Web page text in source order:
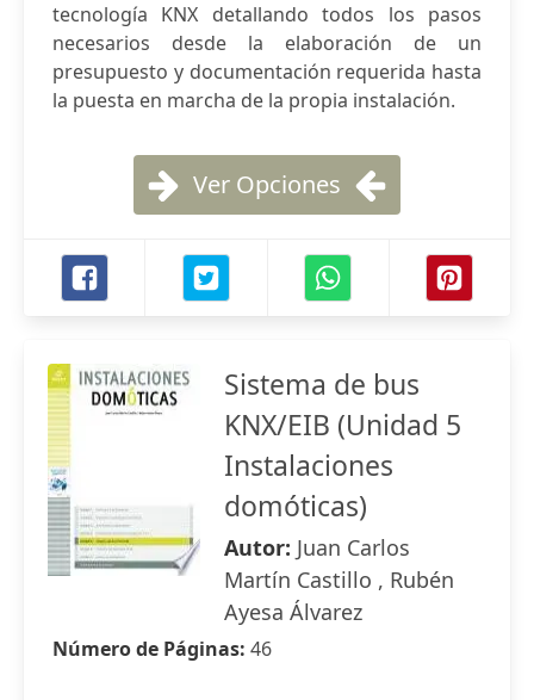
tecnología KNX detallando todos los pasos
necesarios desde la elaboración de un
presupuesto y documentación requerida hasta
la puesta en marcha de la propia instalación.
Ver Opciones
Sistema de bus
KNX/EIB (Unidad 5
Instalaciones
domóticas)
Autor: Juan Carlos
Martín Castillo , Rubén
Ayesa Álvarez
Número de Páginas: 46